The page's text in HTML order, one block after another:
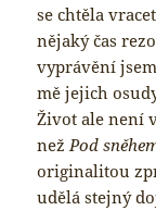
se chtěla
nějaký čas
vyprávění
mě jejich
Život ale není
než Pod
originalitou
udělá stejný